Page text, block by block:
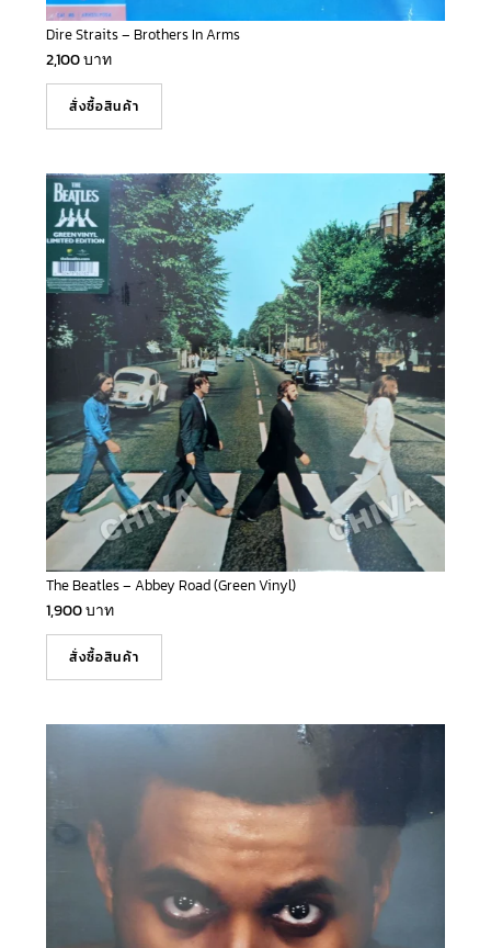
Dire Straits – Brothers In Arms
2,100บาท
สั่งซื้อสินค้า
The Beatles – Abbey Road (Green Vinyl)
1,900บาท
สั่งซื้อสินค้า